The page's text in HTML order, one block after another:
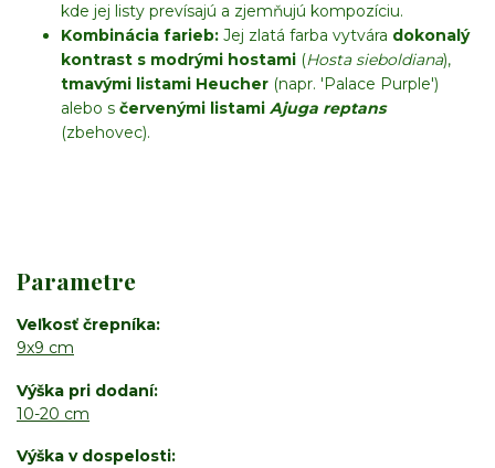
kde jej listy prevísajú a zjemňujú kompozíciu.
Kombinácia farieb: Jej zlatá farba vytvára dokonalý
kontrast s modrými hostami (Hosta sieboldiana),
tmavými listami Heucher (napr. 'Palace Purple')
alebo s červenými listami Ajuga reptans
(zbehovec).
Parametre
Veľkosť črepníka
9x9 cm
Výška pri dodaní
10-20 cm
Výška v dospelosti